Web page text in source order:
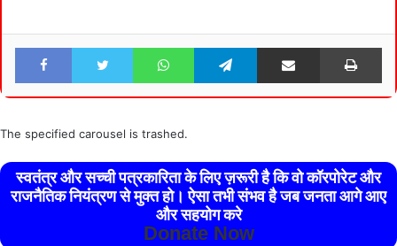
Facebook Twitter WhatsApp Telegram Share via Email
The specified carousel is trashed.
स्वतंत्र और सच्ची पत्रकारिता के लिए ज़रूरी है कि वो कॉरपोरेट और
राजनैतिक नियंत्रण से मुक्त हो। ऐसा तभी संभव है जब जनता आगे आए
और सहयोग करे
Donate Now